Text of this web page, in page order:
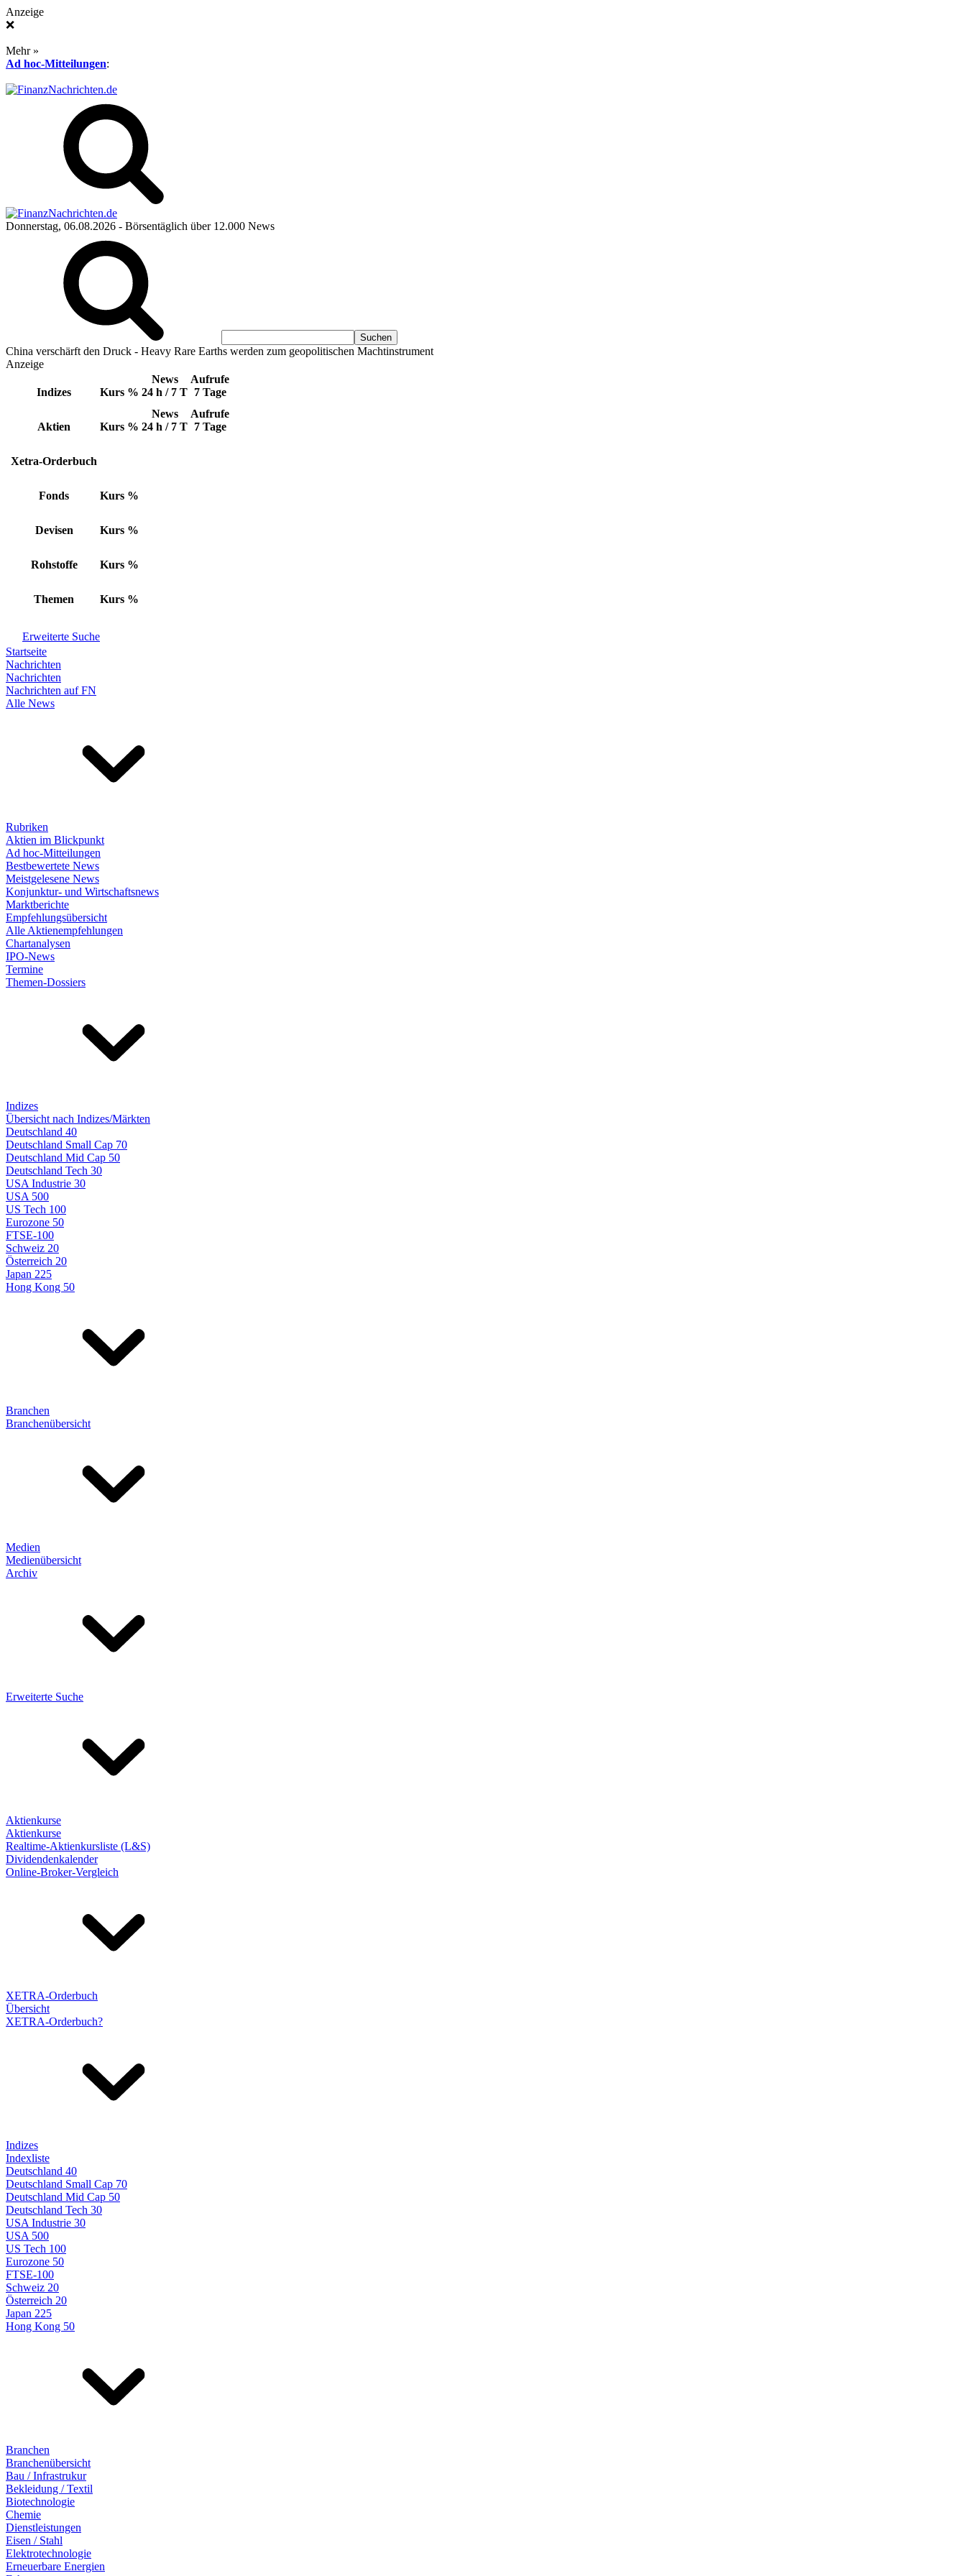
Anzeige
❌
Mehr »
Ad hoc-Mitteilungen:
Donnerstag, 06.08.2026 - Börsentäglich über 12.000 News
China verschärft den Druck - Heavy Rare Earths werden zum geopolitischen Machtinstrument
Anzeige
Indizes Kurs %
News
24 h / 7 T
Aufrufe
7 Tage
Aktien Kurs %
News
24 h / 7 T
Aufrufe
7 Tage
Xetra-Orderbuch
Fonds Kurs %
Devisen Kurs %
Rohstoffe Kurs %
Themen Kurs %
Erweiterte Suche
Startseite
Nachrichten
Nachrichten
Nachrichten auf FN
Alle News
Rubriken
Aktien im Blickpunkt
Ad hoc-Mitteilungen
Bestbewertete News
Meistgelesene News
Konjunktur- und Wirtschaftsnews
Marktberichte
Empfehlungsübersicht
Alle Aktienempfehlungen
Chartanalysen
IPO-News
Termine
Themen-Dossiers
Indizes
Übersicht nach Indizes/Märkten
Deutschland 40
Deutschland Small Cap 70
Deutschland Mid Cap 50
Deutschland Tech 30
USA Industrie 30
USA 500
US Tech 100
Eurozone 50
FTSE-100
Schweiz 20
Österreich 20
Japan 225
Hong Kong 50
Branchen
Branchenübersicht
Medien
Medienübersicht
Archiv
Erweiterte Suche
Aktienkurse
Aktienkurse
Realtime-Aktienkursliste (L&S)
Dividendenkalender
Online-Broker-Vergleich
XETRA-Orderbuch
Übersicht
XETRA-Orderbuch?
Indizes
Indexliste
Deutschland 40
Deutschland Small Cap 70
Deutschland Mid Cap 50
Deutschland Tech 30
USA Industrie 30
USA 500
US Tech 100
Eurozone 50
FTSE-100
Schweiz 20
Österreich 20
Japan 225
Hong Kong 50
Branchen
Branchenübersicht
Bau / Infrastrukur
Bekleidung / Textil
Biotechnologie
Chemie
Dienstleistungen
Eisen / Stahl
Elektrotechnologie
Erneuerbare Energien